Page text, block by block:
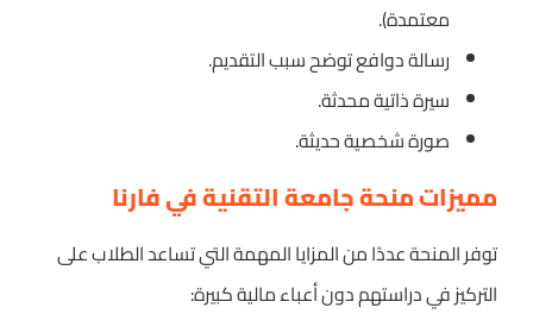
معتمدة).
رسالة دوافع توضح سبب التقديم.
سيرة ذاتية محدثة.
صورة شخصية حديثة.
مميزات منحة جامعة التقنية في فارنا
توفر المنحة عددًا من المزايا المهمة التي تساعد الطلاب على
التركيز في دراستهم دون أعباء مالية كبيرة: